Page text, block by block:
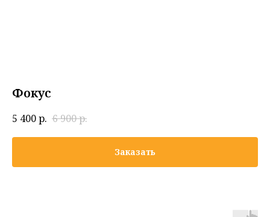
Фокус
5 400р. 6 900р.
Заказать